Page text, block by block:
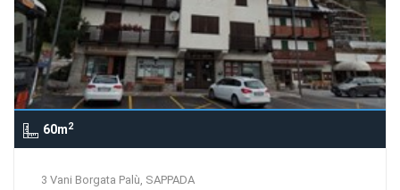
60m2
3 Vani Borgata Palù, SAPPADA